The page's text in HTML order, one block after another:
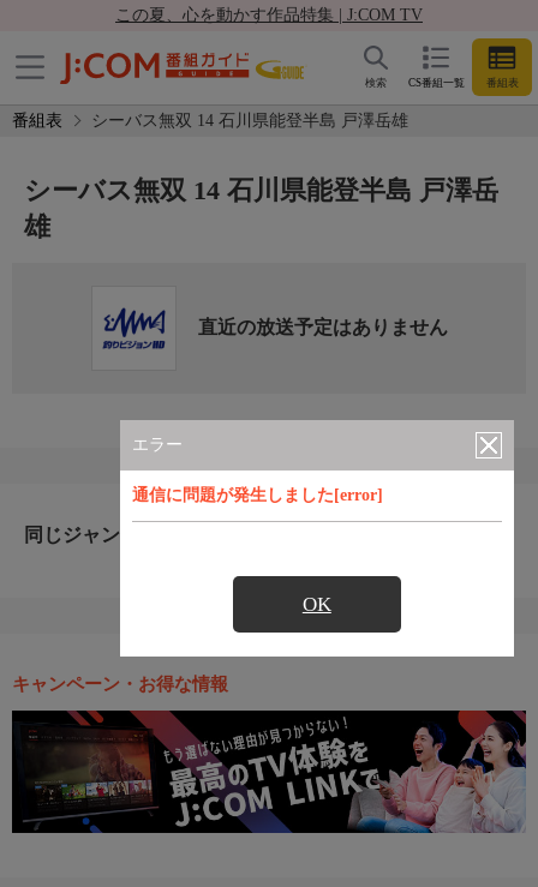
この夏、心を動かす作品特集 | J:COM TV
CS番組一覧 番組表
検索
番組表 シーバス無双 14 石川県能登半島 戸澤岳雄
エラー
通信に問題が発生しました[error]
OK
シーバス無双 14 石川県能登半島 戸澤岳
雄
直近の放送予定はありません
同じジャンルのおすすめ番組
キャンペーン・お得な情報